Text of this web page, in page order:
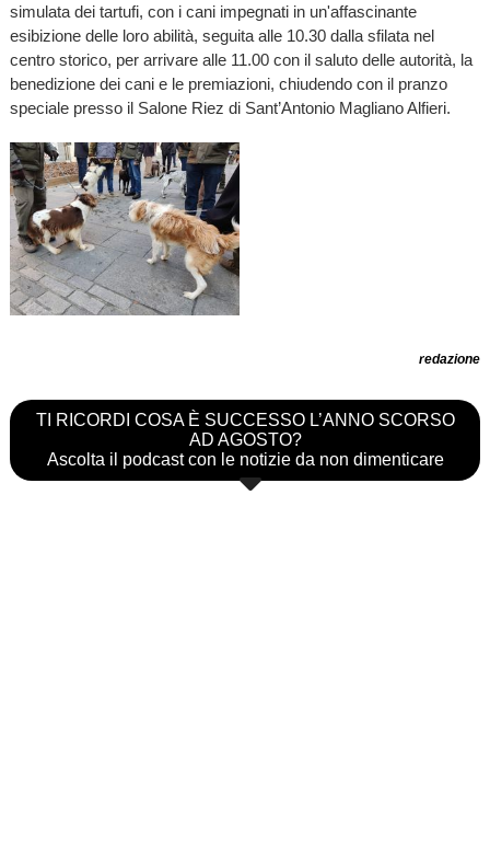
simulata dei tartufi, con i cani impegnati in un'affascinante
esibizione delle loro abilità, seguita alle 10.30 dalla sfilata nel
centro storico, per arrivare alle 11.00 con il saluto delle autorità, la
benedizione dei cani e le premiazioni, chiudendo con il pranzo
speciale presso il Salone Riez di Sant’Antonio Magliano Alfieri.
redazione
TI RICORDI COSA È SUCCESSO L’ANNO SCORSO
AD AGOSTO?
Ascolta il podcast con le notizie da non dimenticare